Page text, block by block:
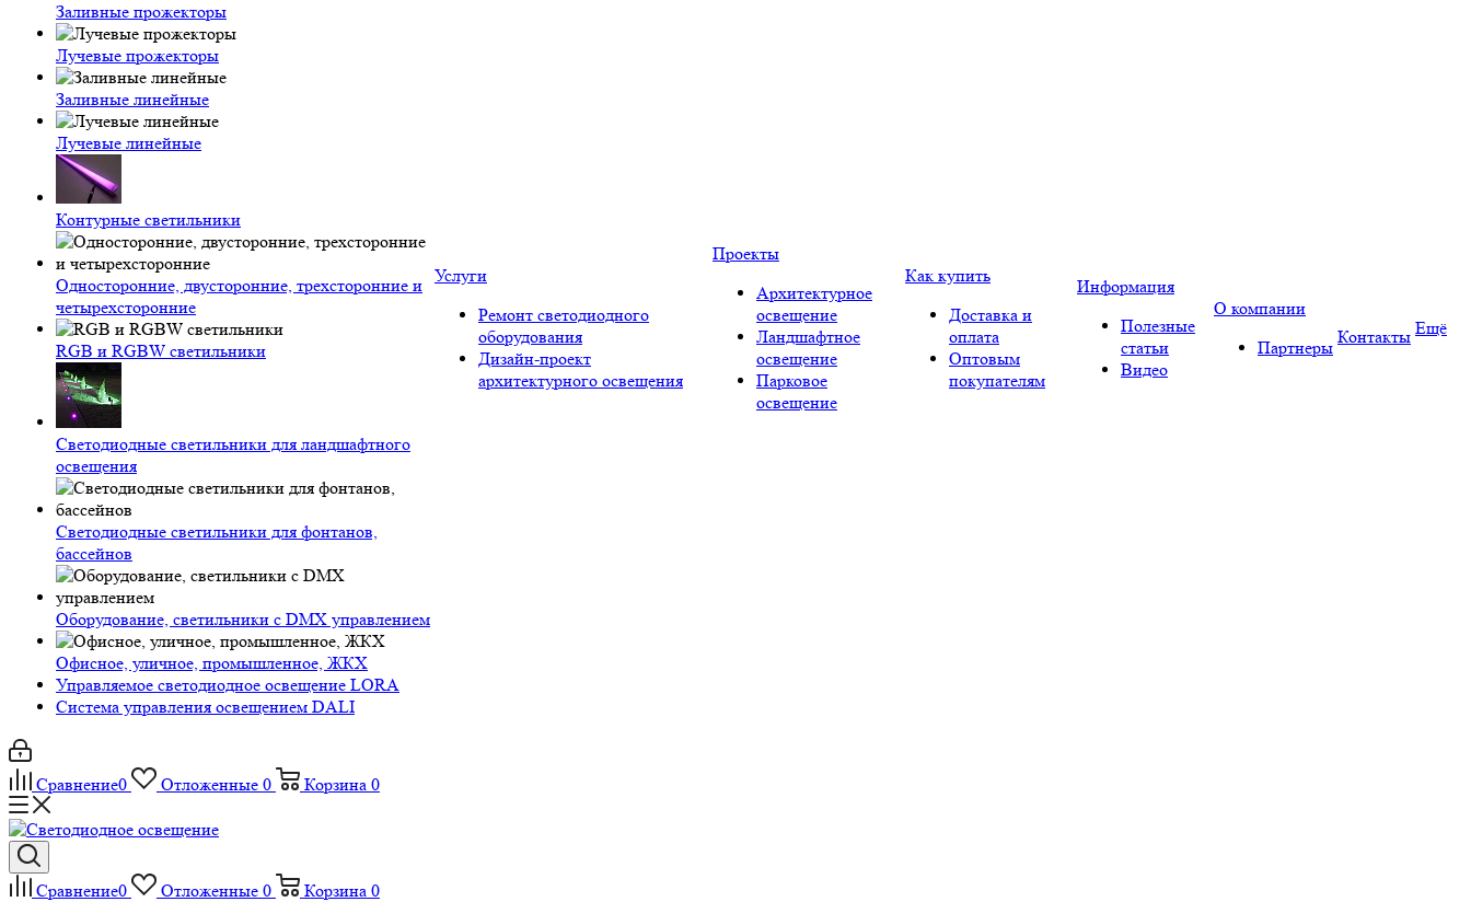
Заливные прожекторы
Лучевые прожекторы
Заливные линейные
Лучевые линейные
Контурные светильники
Односторонние, двусторонние, трехсторонние и
четырехсторонние
RGB и RGBW светильники
Светодиодные светильники для ландшафтного
освещения
Светодиодные светильники для фонтанов,
бассейнов
Оборудование, светильники с DMX управлением
Офисное, уличное, промышленное, ЖКХ
Управляемое светодиодное освещение LORA
Система управления освещением DALI
Услуги
Ремонт светодиодного
оборудования
Дизайн-проект
архитектурного освещения
Проекты
Архитектурное
освещение
Ландшафтное
освещение
Парковое
освещение
Как купить
Доставка и
оплата
Оптовым
покупателям
Информация
Полезные
статьи
Видео
О компании
Партнеры
Контакты Ещё
Сравнение0 Отложенные 0 Корзина 0
Сравнение0 Отложенные 0 Корзина 0